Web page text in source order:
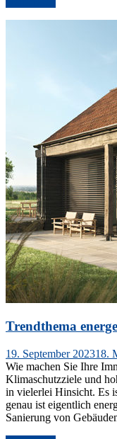
Trendthema
Veröffentlicht
am
19. September 202318.
Wie machen Sie Ihre
Klimaschutzziele und
in vielerlei Hinsicht. Es
genau ist eigentlich
Sanierung von